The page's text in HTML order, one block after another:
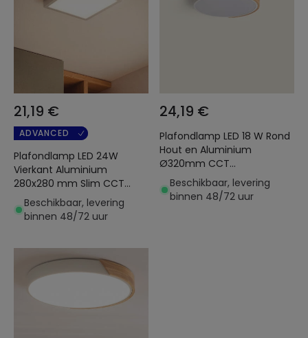
21,19 €
ADVANCED
Plafondlamp LED 24W
Vierkant Aluminium
280x280 mm Slim CCT
Selecteerbaar Galán
SwitchDimm
Beschikbaar, levering
binnen 48/72 uur
24,19 €
Plafondlamp LED 18 W Rond
Hout en Aluminium
Ø320mm CCT
Selecteerbaar Semi-Dari
Beschikbaar, levering
binnen 48/72 uur